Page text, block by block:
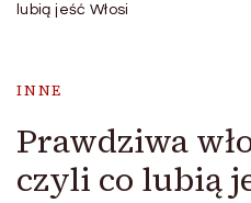
lubią jeść Włosi
INNE
Prawdziwa
czyli co lubią